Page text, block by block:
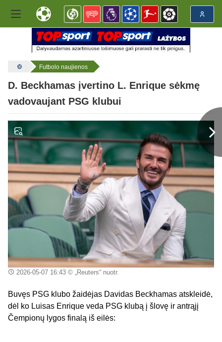
Futbolo naujienos
D. Beckhamas įvertino L. Enrique sėkmę
vadovaujant PSG klubui
2026-05-07 16:43© „Reuters“ nuotr.
Buvęs PSG klubo žaidėjas Davidas Beckhamas atskleidė,
dėl ko Luisas Enrique veda PSG klubą į šlovę ir antrąjį
Čempionų lygos finalą iš eilės: